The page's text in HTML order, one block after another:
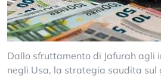
Dallo sfruttamento di Jafurah agli
negli Usa, la strategia saudita sul